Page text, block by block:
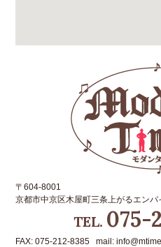
〒604-8001
京都市中京区木屋町三条上がるエンパ
TEL. 075-
FAX: 075-212-8385 mail: